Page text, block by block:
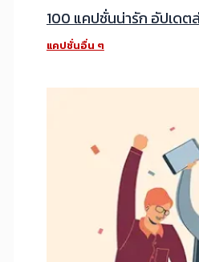
100 แคปชั่นน่ารัก อัปเด
แคปชั่นอื่น ๆ